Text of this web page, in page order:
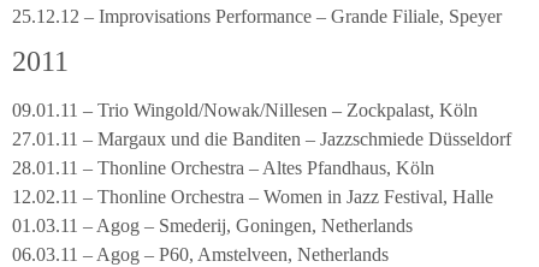
25.12.12 – Improvisations Performance – Grande Filiale, Speyer
2011
09.01.11 – Trio Wingold/Nowak/Nillesen – Zockpalast, Köln
27.01.11 – Margaux und die Banditen – Jazzschmiede Düsseldorf
28.01.11 – Thonline Orchestra – Altes Pfandhaus, Köln
12.02.11 – Thonline Orchestra – Women in Jazz Festival, Halle
01.03.11 – Agog – Smederij, Goningen, Netherlands
06.03.11 – Agog – P60, Amstelveen, Netherlands